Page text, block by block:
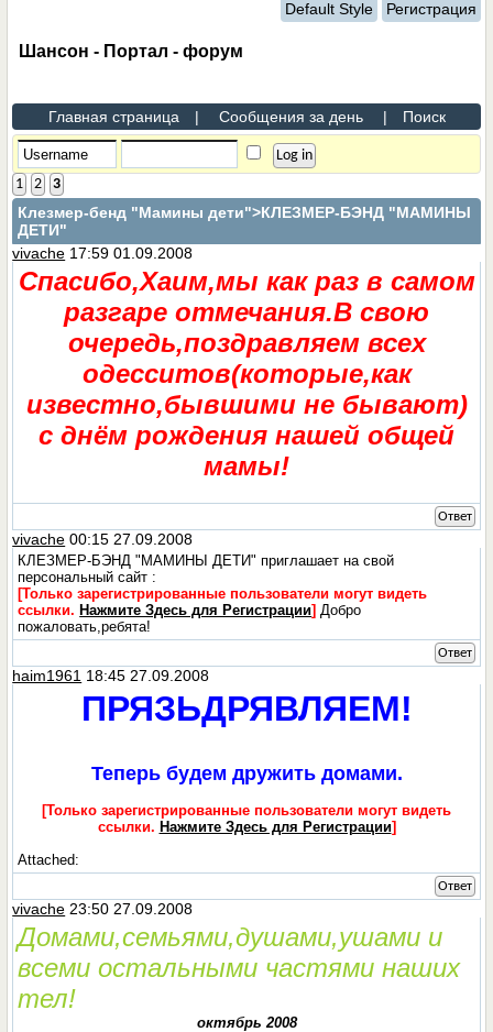
Default Style Регистрация
Шансон - Портал - форум
Главная страница | Сообщения за день | Поиск
1 2 3
Клезмер-бенд "Мамины дети">КЛЕЗМЕР-БЭНД "МАМИНЫ
ДЕТИ"
vivache 17:59 01.09.2008
Спасибо,Хаим,мы как раз в самом
разгаре отмечания.В свою
очередь,поздравляем всех
одесситов(которые,как
известно,бывшими не бывают)
с днём рождения нашей общей
мамы!
Ответ
vivache 00:15 27.09.2008
КЛЕЗМЕР-БЭНД "МАМИНЫ ДЕТИ" приглашает на свой
персональный сайт :
[Только зарегистрированные пользователи могут видеть
ссылки. Нажмите Здесь для Регистрации] Добро
пожаловать,ребята!
Ответ
haim1961 18:45 27.09.2008
ПРЯЗЬДРЯВЛЯЕМ!
Теперь будем дружить домами.
[Только зарегистрированные пользователи могут видеть
ссылки. Нажмите Здесь для Регистрации]
Attached:
Ответ
vivache 23:50 27.09.2008
Домами,семьями,душами,ушами и
всеми остальными частями наших
тел!
октябрь 2008